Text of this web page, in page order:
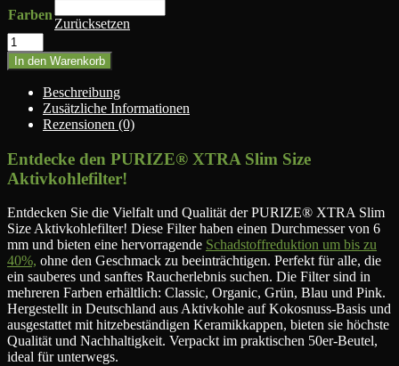
Farben
Zurücksetzen
PURIZE®
XTRA
Slim
Size
(6mm)
Stück
Menge
In den Warenkorb
Beschreibung
Zusätzliche Informationen
Rezensionen (0)
Entdecke den PURIZE® XTRA Slim Size
Aktivkohlefilter!
Entdecken Sie die Vielfalt und Qualität der PURIZE® XTRA Slim
Size Aktivkohlefilter! Diese Filter haben einen Durchmesser von 6
mm und bieten eine hervorragende Schadstoffreduktion um bis zu
40%, ohne den Geschmack zu beeinträchtigen. Perfekt für alle, die
ein sauberes und sanftes Raucherlebnis suchen. Die Filter sind in
mehreren Farben erhältlich: Classic, Organic, Grün, Blau und Pink.
Hergestellt in Deutschland aus Aktivkohle auf Kokosnuss-Basis und
ausgestattet mit hitzebeständigen Keramikkappen, bieten sie höchste
Qualität und Nachhaltigkeit. Verpackt im praktischen 50er-Beutel,
ideal für unterwegs.